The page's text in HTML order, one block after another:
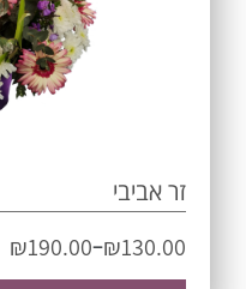
זר אביבי
₪130.00
–
₪190.00